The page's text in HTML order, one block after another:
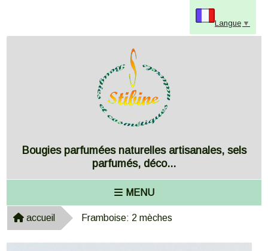
Bougies parfumées naturelles artisanales, sels
parfumés, déco...
MENU
accueil Framboise: 2 mèches
Langue ▼